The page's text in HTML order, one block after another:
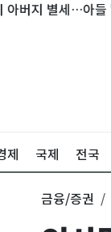
…아들 '축구의 신
제 국제 전국
금융/증권